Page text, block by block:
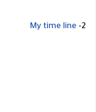
2-
My time line